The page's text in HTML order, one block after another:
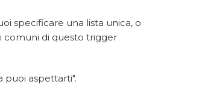
specificare una lista unica, o
comuni di questo trigger
puoi aspettarti".